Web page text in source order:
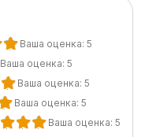
Ваша оценка: 5
Ваша оценка: 5
Ваша оценка: 5
Ваша оценка: 5
Ваша оценка: 5